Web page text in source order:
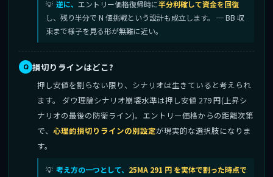
逆に、 エントリー価格復帰時に半分利確して資金を回復
し、残り半分で N 値挑戦という設計も成立します。 ─ BB 収
束まで様子を見る形が無難に近い。
損切りラインはどこ?
押し安値を割らない限り、シナリオは生きていると考えられ
ます。 ダウ理論シナリオ崩壊水準は押し安値 279 円(上昇シ
ナリオの最後の防衛ライン)。エントリー価格からの距離次第
で、 心理的損切りラインの別設定が現実的な選択肢になりま
す。
考え方の一つとして、 25MA 291 円 を実体で割った時点で